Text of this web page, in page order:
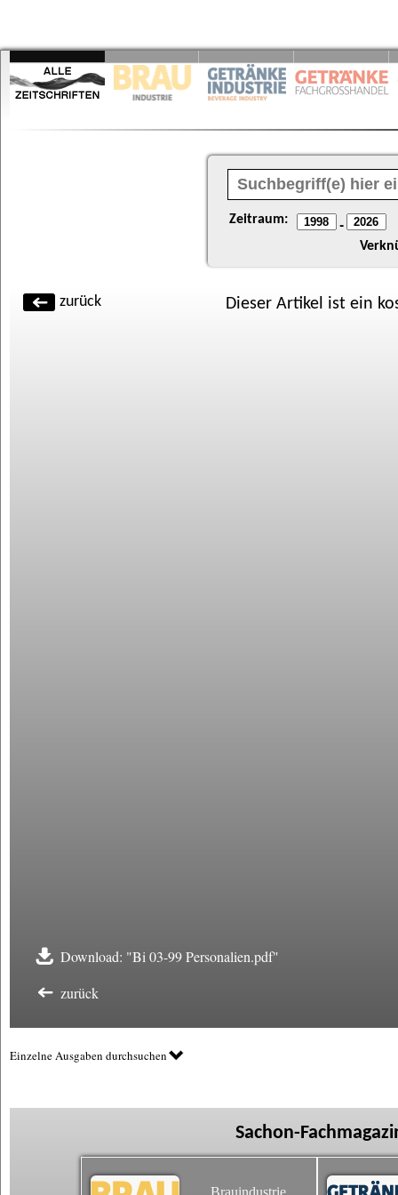
Zeitraum: -
zurück Dieser Artikel ist ein
Download: "Bi 03-99 Personalien.pdf"
zurück
Einzelne Ausgaben durchsuchen
Sachon-
Brauindustrie